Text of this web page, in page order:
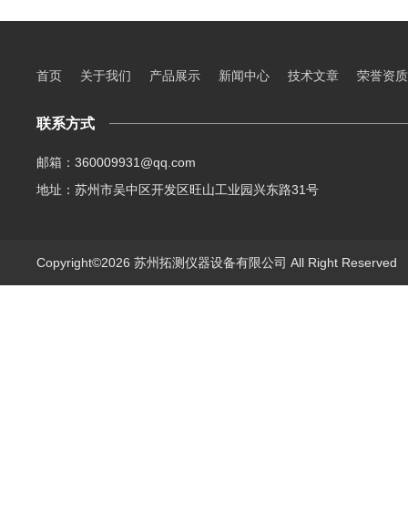
首页 关于我们 产品展示 新闻中心 技术文章 荣誉资质
联系方式
邮箱：360009931@qq.com
地址：苏州市吴中区开发区旺山工业园兴东路31号
Copyright©2026 苏州拓测仪器设备有限公司 All Right